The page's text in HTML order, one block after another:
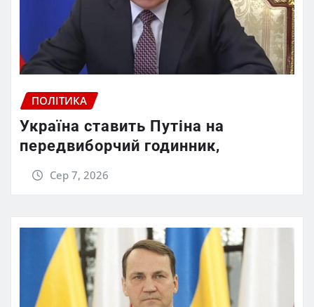
ПОЛІТИКА
Україна ставить Путіна на
передвиборчий годинник,
Сер 7, 2026